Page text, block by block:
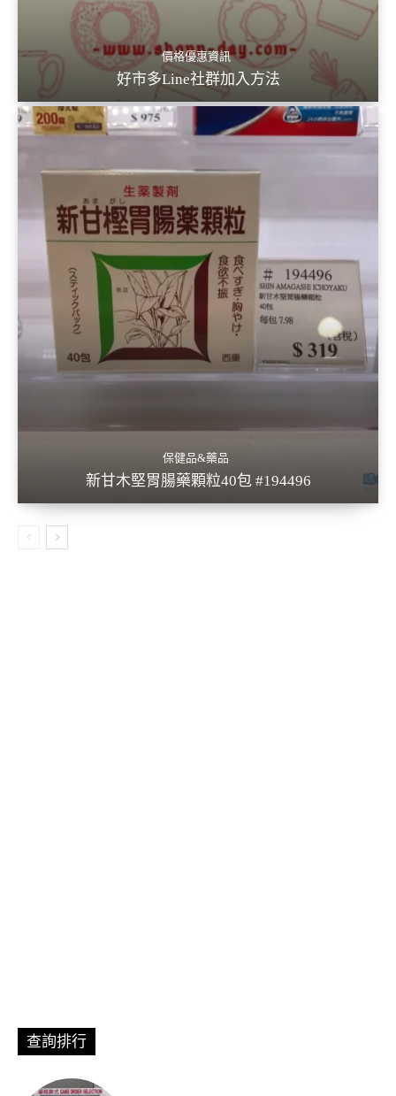
價格優惠資訊
好市多Line社群加入方法
保健品&藥品
新甘木堅胃腸藥顆粒40包 #194496
查詢排行